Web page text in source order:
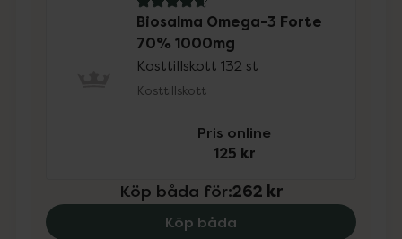
4.8 av 5 i omdöme
Biosalma Omega-3 Forte
70% 1000mg
Kosttillskott 132 st
Kosttillskott
Pris online
125 kr
Köp båda för:262 kr
Köp båda